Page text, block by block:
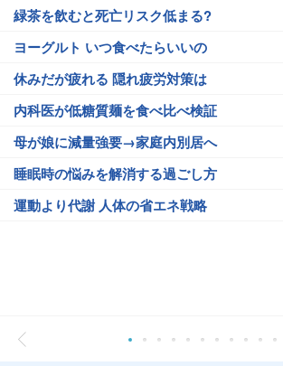
緑茶を飲むと死亡リスク低まる?
ヨーグルト いつ食べたらいいの
休みだが疲れる 隠れ疲労対策は
内科医が低糖質麺を食べ比べ検証
母が娘に減量強要→家庭内別居へ
睡眠時の悩みを解消する過ごし方
運動より代謝 人体の省エネ戦略